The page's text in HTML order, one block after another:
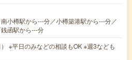
小樽駅から---分／小樽築港駅から---分／
函駅から---分
※平日のみなどの相談もOK ※週3なども